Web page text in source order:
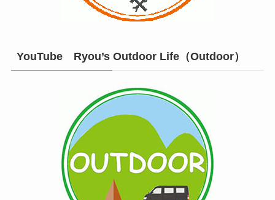
YouTube Ryou’s Outdoor Life（Outdoor）